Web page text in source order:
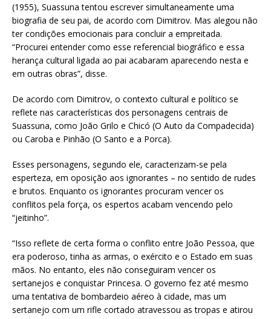
(1955), Suassuna tentou escrever simultaneamente uma
biografia de seu pai, de acordo com Dimitrov. Mas alegou não
ter condições emocionais para concluir a empreitada.
“Procurei entender como esse referencial biográfico e essa
herança cultural ligada ao pai acabaram aparecendo nesta e
em outras obras”, disse.
De acordo com Dimitrov, o contexto cultural e político se
reflete nas características dos personagens centrais de
Suassuna, como João Grilo e Chicó (O Auto da Compadecida)
ou Caroba e Pinhão (O Santo e a Porca).
Esses personagens, segundo ele, caracterizam-se pela
esperteza, em oposição aos ignorantes – no sentido de rudes
e brutos. Enquanto os ignorantes procuram vencer os
conflitos pela força, os espertos acabam vencendo pelo
“jeitinho”.
“Isso reflete de certa forma o conflito entre João Pessoa, que
era poderoso, tinha as armas, o exército e o Estado em suas
mãos. No entanto, eles não conseguiram vencer os
sertanejos e conquistar Princesa. O governo fez até mesmo
uma tentativa de bombardeio aéreo à cidade, mas um
sertanejo com um rifle cortado atravessou as tropas e atirou